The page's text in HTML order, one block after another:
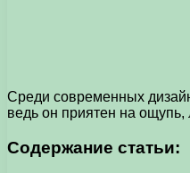
Среди современных
ведь он приятен на ощупь,
Содержание статьи: